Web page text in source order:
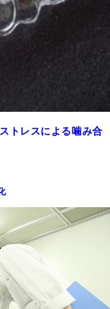
トレスによる噛み合